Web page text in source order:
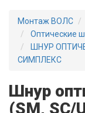
Монтаж ВОЛС
Оптические
ШНУР
СИМПЛЕКС
Шнур
(SM, SC/